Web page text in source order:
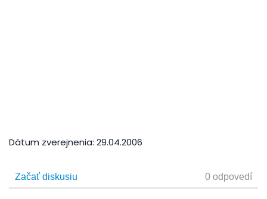
Dátum zverejnenia: 29.04.2006